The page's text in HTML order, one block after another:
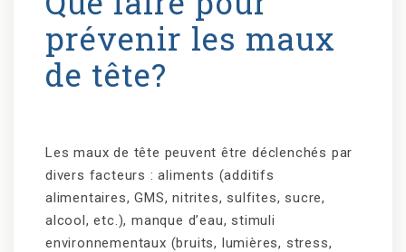
prévenir les maux
de tête?
Les maux de tête peuvent être déclenchés par
divers facteurs : aliments (additifs
alimentaires, GMS, nitrites, sulfites, sucre,
alcool, etc.), manque d’eau, stimuli
environnementaux (bruits, lumières, stress,